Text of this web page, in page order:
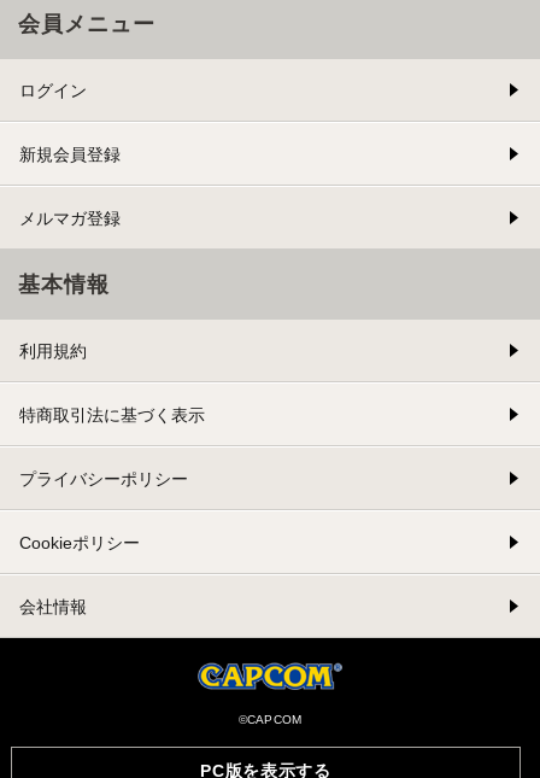
PC版を表示する
会員メニュー
ログイン
新規会員登録
メルマガ登録
基本情報
利用規約
特商取引法に基づく表示
プライバシーポリシー
Cookieポリシー
会社情報
©CAPCOM